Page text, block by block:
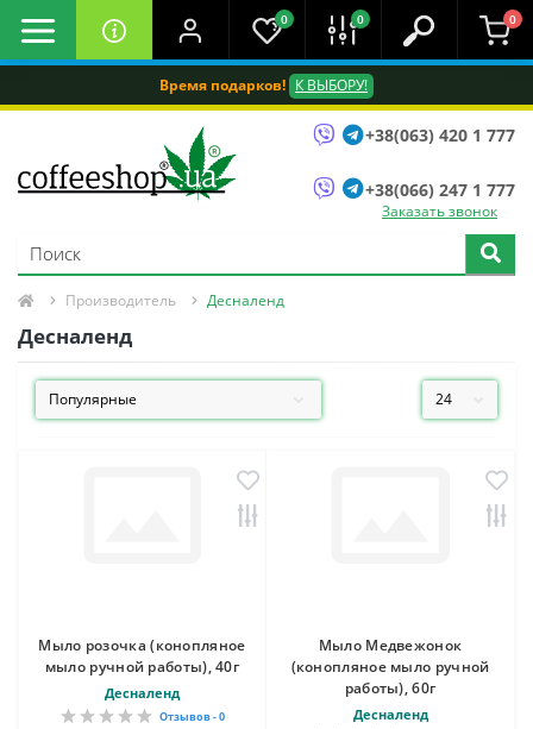
Время подарков! К ВЫБОРУ!
0 0 0
+38(063) 420 1 777
+38(066) 247 1 777
Заказать звонок
Производитель Десналенд
Десналенд
Мыло розочка (конопляное
мыло ручной работы), 40г
Десналенд
Отзывов - 0
Мыло Медвежонок
(конопляное мыло ручной
работы), 60г
Десналенд